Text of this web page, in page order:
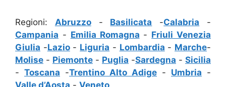
Regioni: Abruzzo- Basilicata -Calabria -
Campania - Emilia Romagna - Friuli Venezia
Giulia -Lazio- Liguria - Lombardia - Marche-
Molise - Piemonte - Puglia -Sardegna - Sicilia
- Toscana -Trentino Alto Adige - Umbria -
Valle d’Aosta - Veneto